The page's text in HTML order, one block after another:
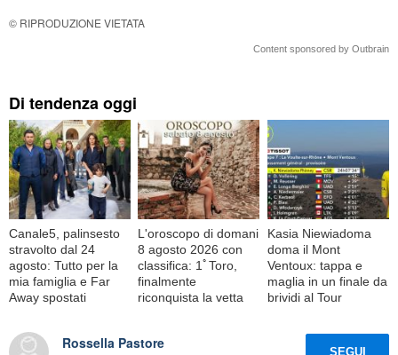
© RIPRODUZIONE VIETATA
Content sponsored by Outbrain
Di tendenza oggi
Canale5, palinsesto
stravolto dal 24
agosto: Tutto per la
mia famiglia e Far
Away spostati
L'oroscopo di domani
8 agosto 2026 con
classifica: 1ﾟToro,
finalmente
riconquista la vetta
Kasia Niewiadoma
doma il Mont
Ventoux: tappa e
maglia in un finale da
brividi al Tour
Rossella Pastore
SEGUI